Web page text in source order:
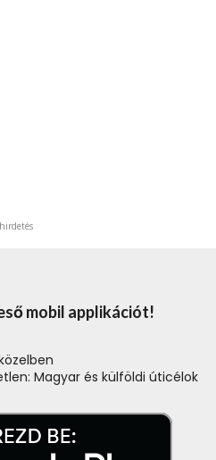
hirdetés
mobil applikációt!
Magyar és külföldi úticélok